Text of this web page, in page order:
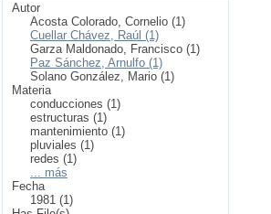
Autor
Acosta Colorado, Cornelio (1)
Cuellar Chávez, Raúl (1)
Garza Maldonado, Francisco (1)
Paz Sánchez, Arnulfo (1)
Solano González, Mario (1)
Materia
conducciones (1)
estructuras (1)
mantenimiento (1)
pluviales (1)
redes (1)
... más
Fecha
1981 (1)